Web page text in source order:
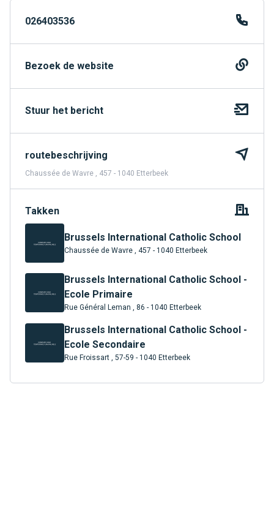
026403536
Bezoek de website
Stuur het bericht
routebeschrijving
Chaussée de Wavre , 457 - 1040 Etterbeek
Takken
Brussels International Catholic School
Chaussée de Wavre , 457 - 1040 Etterbeek
Brussels International Catholic School -
Ecole Primaire
Rue Général Leman , 86 - 1040 Etterbeek
Brussels International Catholic School -
Ecole Secondaire
Rue Froissart , 57-59 - 1040 Etterbeek